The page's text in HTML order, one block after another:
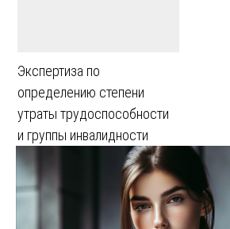
Экспертиза по
определению степени
утраты трудоспособности
и группы инвалидности